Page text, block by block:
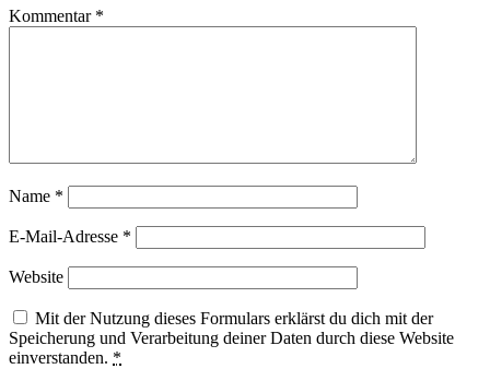
Kommentar *
Name *
E-Mail-Adresse *
Website
Mit der Nutzung dieses Formulars erklärst du dich mit der
Speicherung und Verarbeitung deiner Daten durch diese Website
einverstanden. *